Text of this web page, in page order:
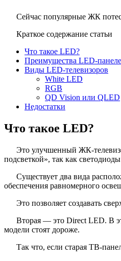
Сейчас популярные ЖК
Краткое содержание статьи
Что такое LED?
Преимущества LED-
Виды LED-телевизоров
White LED
RGB
QD Vision или QLED
Недостатки
Что такое LED?
Это улучшенный ЖК-
подсветкой», так как
Существует два вида
обеспечения равномерного
Это позволяет создавать
Вторая — это Direct LED. В
модели стоят дороже.
Так что, если старая ТВ-